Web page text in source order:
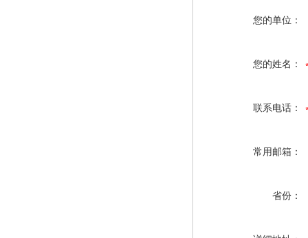
您的单位：
您的姓名：
联系电话：
常用邮箱：
省份：